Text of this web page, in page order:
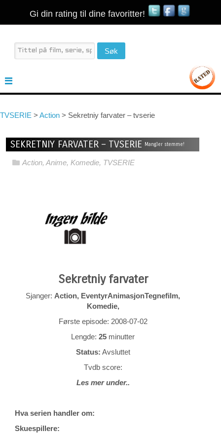
Gi din rating til dine favoritter!
TVSERIE > Action > Sekretniy farvater – tvserie
SEKRETNIY FARVATER – TVSERIE Mangler stemme!
Action, Anime, Komedie, TVSERIE
Sekretniy farvater
Sjanger: Action, EventyrAnimasjonTegnefilm,
Komedie,
Første episode: 2008-07-02
Lengde:25 minutter
Status: Avsluttet
Tvdb score:
Les mer under..
Hva serien handler om:
Skuespillere: